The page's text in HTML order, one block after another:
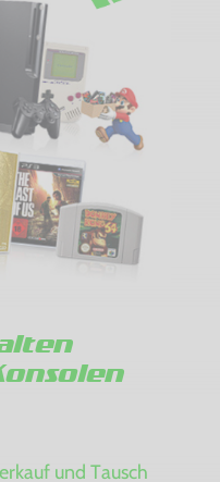
und Tausch